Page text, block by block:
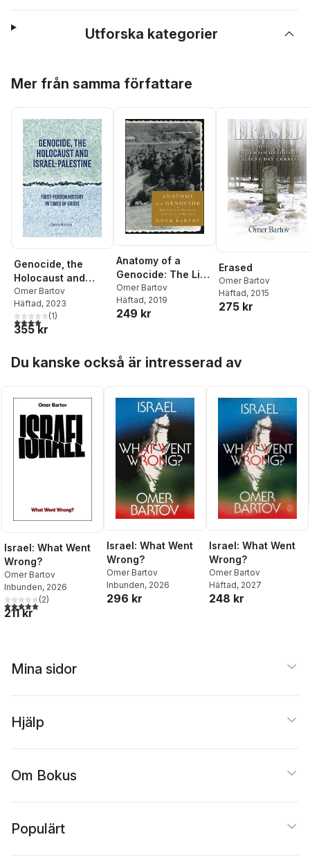
Utforska kategorier
Mer från samma författare
Genocide, the
Holocaust and
Israel-Palestine
Omer Bartov
Häftad, 2023
4,0utav 5 stjärnor. Totalt antal röster:
(1)
355 kr
Anatomy of a
Genocide: The Life
and Death of a
Town Called
Buczacz
Omer Bartov
Häftad, 2019
249 kr
Erased
Omer Bartov
Häftad, 2015
275 kr
Du kanske också är intresserad av
Israel: What Went
Wrong?
Omer Bartov
Inbunden, 2026
5,0utav 5 stjärnor. Totalt antal röster:
(2)
211 kr
Israel: What Went
Wrong?
Omer Bartov
Inbunden, 2026
296 kr
Israel: What Went
Wrong?
Omer Bartov
Häftad, 2027
248 kr
Mina sidor
Hjälp
Om Bokus
Populärt